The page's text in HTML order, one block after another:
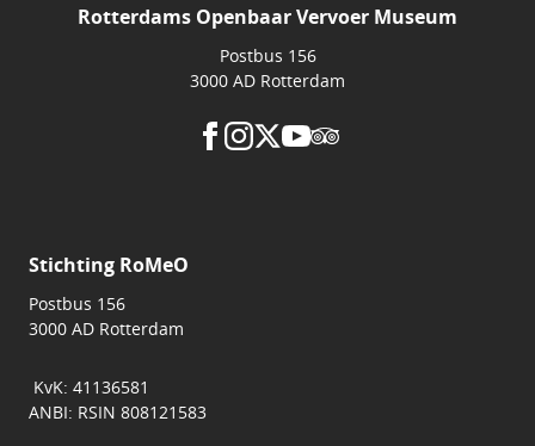
Rotterdams Openbaar Vervoer Museum
Postbus 156
3000 AD Rotterdam
Stichting RoMeO
Postbus 156
3000 AD Rotterdam
KvK: 41136581
ANBI: RSIN 808121583